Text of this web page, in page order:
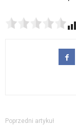
Poprzedni artykuł